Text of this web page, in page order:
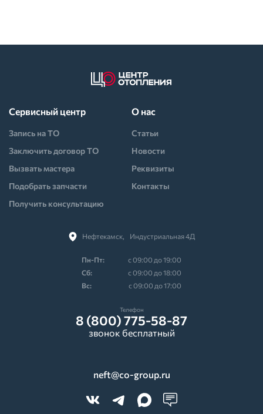
Нефтекамск,⠀Индустриальная 4Д
Пн-Пт:
с 09:00 до 19:00
Cб:
с 09:00 до 18:00
Вс:
с 09:00 до 17:00
Сервисный центр
Запись на ТО
Заключить договор ТО
Вызвать мастера
Подобрать запчасти
Получить консультацию
О нас
Статьи
Новости
Реквизиты
Контакты
Телефон
8 (800) 775-58-87
звонок бесплатный
neft@co-group.ru